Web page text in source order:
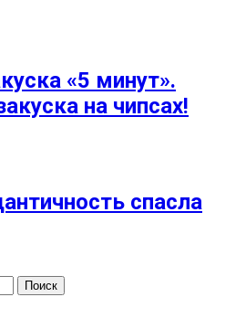
«5 минут».
на чипсах!
спасла